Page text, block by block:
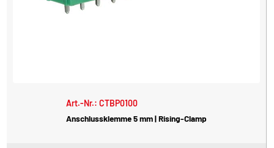
Art.-Nr.: CTBP0100
Anschlussklemme 5 mm | Rising-Clamp